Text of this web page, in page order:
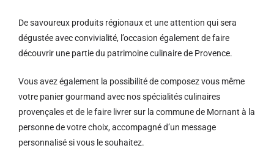
De savoureux produits régionaux et une attention qui sera
dégustée avec convivialité, l’occasion également de faire
découvrir une partie du patrimoine culinaire de Provence.
Vous avez également la possibilité de composez vous même
votre panier gourmand avec nos spécialités culinaires
provençales et de le faire livrer sur la commune de Mornant à la
personne de votre choix, accompagné d’un message
personnalisé si vous le souhaitez.